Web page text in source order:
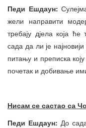
Педи Ешдаун:
жели направити
требају дјела која
сада да ли је
питању и преписка
почетак и добивање
Нисам се састао са
Педи Ешдаун: До